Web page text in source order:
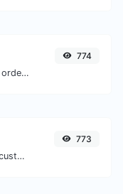
Ordene linhas de texto em ordem alfabética (A-Z ou Z-A) com facilidade.
774
Generate passwords with custom length and custom settings.
773